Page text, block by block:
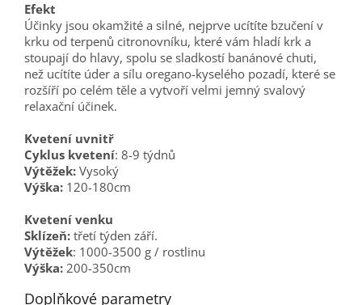
Efekt
Účinky jsou okamžité a silné, nejprve ucítíte bzučení v
krku od terpenů citronovníku, které vám hladí krk a
stoupají do hlavy, spolu se sladkostí banánové chuti,
než ucítíte úder a sílu oregano-kyselého pozadí, které se
rozšíří po celém těle a vytvoří velmi jemný svalový
relaxační účinek.
Kvetení uvnitř
Cyklus kvetení: 8-9 týdnů
Výtěžek: Vysoký
Výška: 120-180cm
Kvetení venku
Sklízeň: třetí týden září.
Výtěžek: 1000-3500 g / rostlinu
Výška: 200-350cm
Doplňkové parametry